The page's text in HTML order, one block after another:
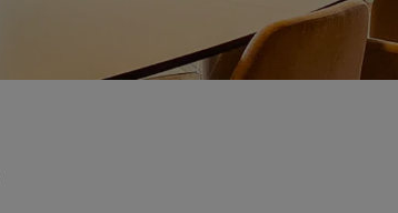
Privata